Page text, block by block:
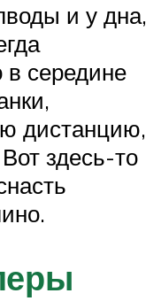
и у дна,
середине
дистанцию,
здесь-то